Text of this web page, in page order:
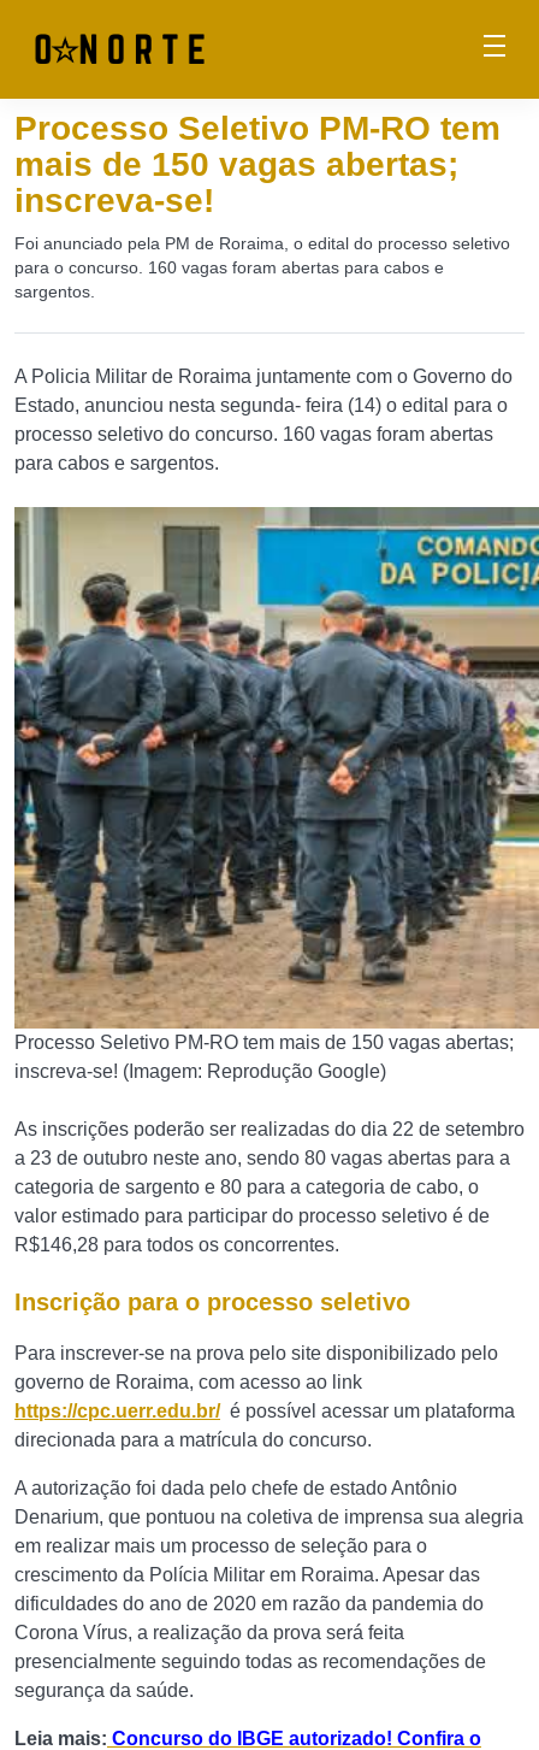
Processo Seletivo PM-RO tem
mais de 150 vagas abertas;
inscreva-se!
Foi anunciado pela PM de Roraima, o edital do processo seletivo
para o concurso. 160 vagas foram abertas para cabos e
sargentos.
A Policia Militar de Roraima juntamente com o Governo do
Estado, anunciou nesta segunda- feira (14) o edital para o
processo seletivo do concurso. 160 vagas foram abertas
para cabos e sargentos.
Processo Seletivo PM-RO tem mais de 150 vagas abertas;
inscreva-se! (Imagem: Reprodução Google)
As inscrições poderão ser realizadas do dia 22 de setembro
a 23 de outubro neste ano, sendo 80 vagas abertas para a
categoria de sargento e 80 para a categoria de cabo, o
valor estimado para participar do processo seletivo é de
R$146,28 para todos os concorrentes.
Inscrição para o processo seletivo
Para inscrever-se na prova pelo site disponibilizado pelo
governo de Roraima, com acesso ao link
https://cpc.uerr.edu.br/é possível acessar um plataforma
direcionada para a matrícula do concurso.
A autorização foi dada pelo chefe de estado Antônio
Denarium, que pontuou na coletiva de imprensa sua alegria
em realizar mais um processo de seleção para o
crescimento da Polícia Militar em Roraima. Apesar das
dificuldades do ano de 2020 em razão da pandemia do
Corona Vírus, a realização da prova será feita
presencialmente seguindo todas as recomendações de
segurança da saúde.
Leia mais: Concurso do IBGE autorizado! Confira o